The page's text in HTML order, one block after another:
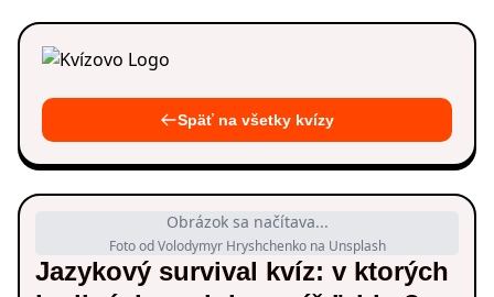
Späť na všetky kvízy
Obrázok sa načítava...
Foto od Volodymyr Hryshchenko na Unsplash
Jazykový survival kvíz: v ktorých